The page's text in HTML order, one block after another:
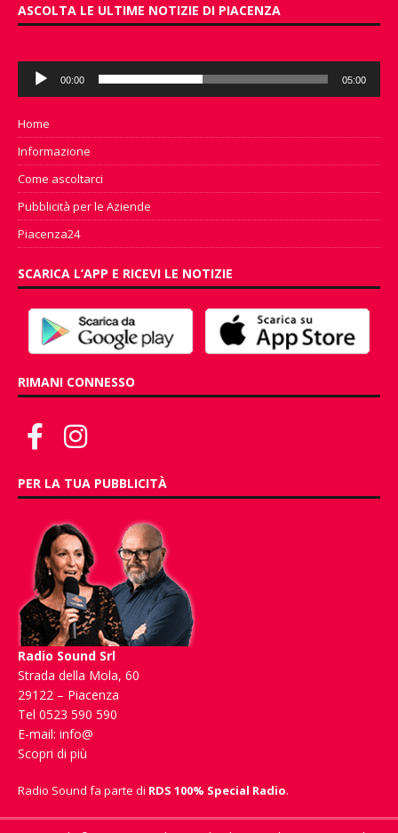
ASCOLTA LE ULTIME NOTIZIE DI PIACENZA
Audio
Player
00:00 05:00
Home
Informazione
Come ascoltarci
Pubblicità per le Aziende
Piacenza24
SCARICA L’APP E RICEVI LE NOTIZIE
RIMANI CONNESSO
PER LA TUA PUBBLICITÀ
Radio Sound Srl
Strada della Mola, 60
29122 – Piacenza
Tel 0523 590 590
E-mail: info@
Scopri di più
Radio Sound fa parte di RDS 100% Special Radio.